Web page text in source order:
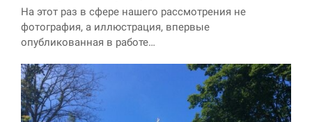
На этот раз в сфере нашего рассмотрения не
фотография, а иллюстрация, впервые
опубликованная в работе…